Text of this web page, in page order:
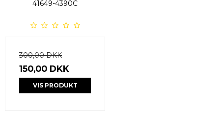
41649-4390C
300,00 DKK
150,00 DKK
VIS PRODUKT